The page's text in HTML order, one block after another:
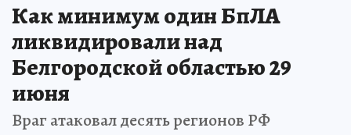
Как минимум один БпЛА
ликвидировали над
Белгородской областью 29
июня
Враг атаковал десять регионов РФ